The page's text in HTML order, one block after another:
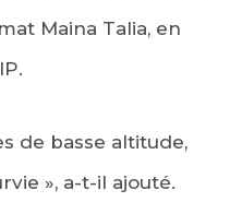
Maina Talia, en
de basse altitude,
», a-t-il ajouté.